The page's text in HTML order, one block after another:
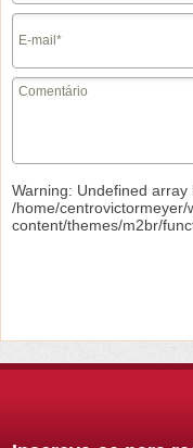
Warning: Undefined
/home/centrovictormeyer/
content/themes/m2br/